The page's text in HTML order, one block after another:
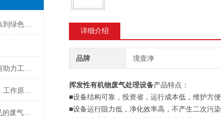
详细介绍
品牌 境壹净
挥发性有机物废气处理设备产品特点：
■设备结构可靠，投资省，运行成本低，维护方便
■设备运行阻力低，净化效率高，不产生二次污染